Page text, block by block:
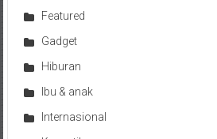
Featured
Gadget
Hiburan
Ibu & anak
Internasional